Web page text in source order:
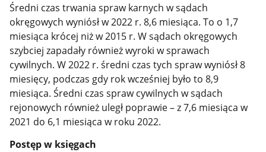
Średni czas trwania spraw karnych w sądach
okręgowych wyniósł w 2022 r. 8,6 miesiąca. To o 1,7
miesiąca krócej niż w 2015 r. W sądach okręgowych
szybciej zapadały również wyroki w sprawach
cywilnych. W 2022 r. średni czas tych spraw wyniósł 8
miesięcy, podczas gdy rok wcześniej było to 8,9
miesiąca. Średni czas spraw cywilnych w sądach
rejonowych również uległ poprawie – z 7,6 miesiąca w
2021 do 6,1 miesiąca w roku 2022.
Postęp w księgach